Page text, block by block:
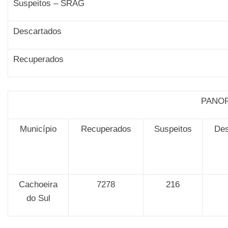
Suspeitos – SRAG
Descartados
Recuperados
Município Recuperados Suspeitos
Cachoeira
do Sul
7278 216